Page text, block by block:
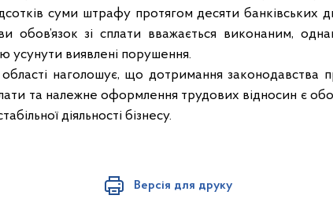
суми штрафу протягом десяти банківських
обов’язок зі сплати вважається виконаним,
усунути виявлені порушення.
наголошує, що дотримання законодавства
та належне оформлення трудових відносин є
діяльності бізнесу.
Версія для друку